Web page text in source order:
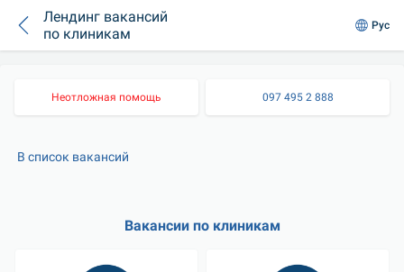
Лендинг вакансий
по клиникам
Рус
Неотложная помощь 097 495 2 888
В список вакансий
Вакансии по клиникам